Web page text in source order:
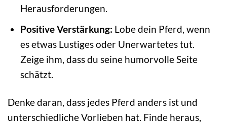
Herausforderungen.
Positive Verstärkung: Lobe dein Pferd, wenn
es etwas Lustiges oder Unerwartetes tut.
Zeige ihm, dass du seine humorvolle Seite
schätzt.
Denke daran, dass jedes Pferd anders ist und
unterschiedliche Vorlieben hat. Finde heraus,